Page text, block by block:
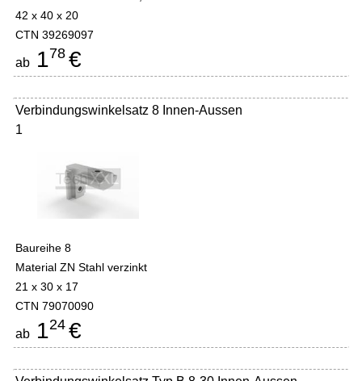
42 x 40 x 20
CTN 39269097
ab 178 €
Verbindungswinkelsatz 8 Innen-Aussen
1
Baureihe 8
Material ZN Stahl verzinkt
21 x 30 x 17
CTN 79070090
ab 124 €